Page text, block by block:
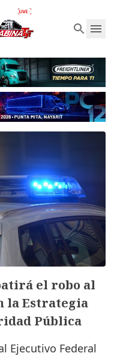
el robo al
la Estrategia
Pública
Ejecutivo Federal